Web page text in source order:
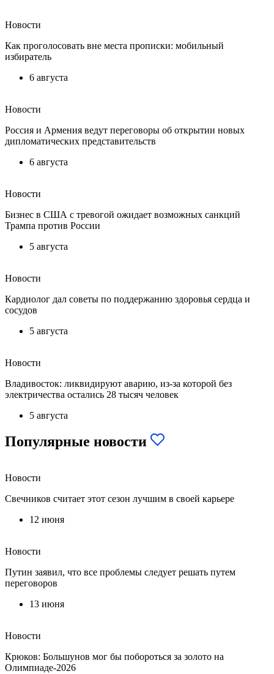
Новости
Как проголосовать вне места прописки: мобильный
избиратель
6 августа
Новости
Россия и Армения ведут переговоры об открытии новых
дипломатических представительств
6 августа
Новости
Бизнес в США с тревогой ожидает возможных санкций
Трампа против России
5 августа
Новости
Кардиолог дал советы по поддержанию здоровья сердца и
сосудов
5 августа
Новости
Владивосток: ликвидируют аварию, из-за которой без
электричества остались 28 тысяч человек
5 августа
Популярные новости
Новости
Свечников считает этот сезон лучшим в своей карьере
12 июня
Новости
Путин заявил, что все проблемы следует решать путем
переговоров
13 июня
Новости
Крюков: Большунов мог бы побороться за золото на
Олимпиаде-2026